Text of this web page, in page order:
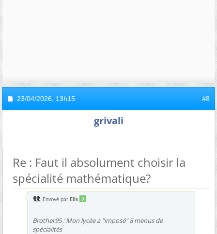
23/04/2026, 13h15 #8
grivali
Re : Faut il absolument choisir la
spécialité mathématique?
Envoyé par Elis
Brother95 : Mon lycée a "imposé" 8 menus de
spécialités